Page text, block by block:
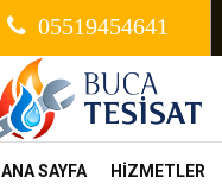
05519454641
ANA SAYFA HİZMETLER